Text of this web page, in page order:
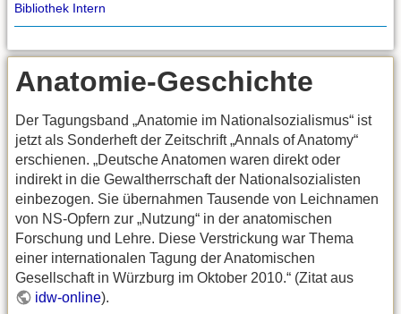
Bibliothek Intern
Anatomie-Geschichte
Der Tagungsband „Anatomie im Nationalsozialismus“ ist
jetzt als Sonderheft der Zeitschrift „Annals of Anatomy“
erschienen. „Deutsche Anatomen waren direkt oder
indirekt in die Gewaltherrschaft der Nationalsozialisten
einbezogen. Sie übernahmen Tausende von Leichnamen
von NS-Opfern zur „Nutzung“ in der anatomischen
Forschung und Lehre. Diese Verstrickung war Thema
einer internationalen Tagung der Anatomischen
Gesellschaft in Würzburg im Oktober 2010.“ (Zitat aus
idw-online).